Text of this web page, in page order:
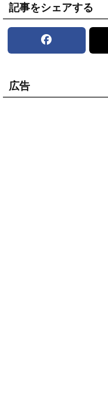
記事をシェアする
広告